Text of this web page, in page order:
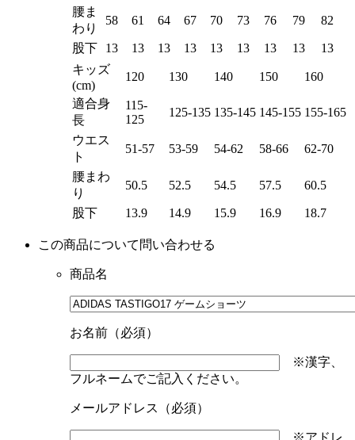
腰ま
わり
58 61 64 67 70 73 76 79 82
股下 13 13 13 13 13 13 13 13
13
キッズ
(cm)
120 130 140 150
160
適合身
長
115-
125
125-135 135-145 145-155 155-165
ウエス
ト
51-57 53-59 54-62 58-66 62-70
腰まわ
り
50.5 52.5 54.5 57.5 60.5
股下 13.9 14.9 15.9 16.9 18.7
この商品について問い合わせる
商品名
お名前（必須）
※漢字、
フルネームでご記入ください。
メールアドレス（必須）